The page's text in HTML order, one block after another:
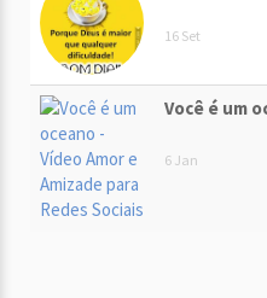
16 Set
Você é um
6 Jan